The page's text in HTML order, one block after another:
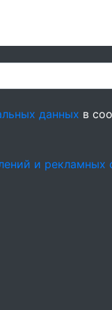
данных в
и рекламных